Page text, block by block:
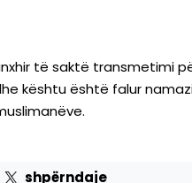
të saktë transmetimi
kështu është falur
shpërndaje